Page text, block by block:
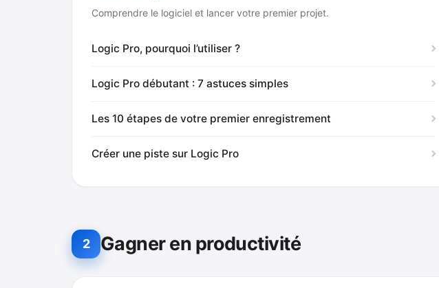
Comprendre le logiciel et lancer votre premier projet.
Logic Pro, pourquoi l’utiliser ?
Logic Pro débutant : 7 astuces simples
Les 10 étapes de votre premier enregistrement
Créer une piste sur Logic Pro
2 Gagner en productivité